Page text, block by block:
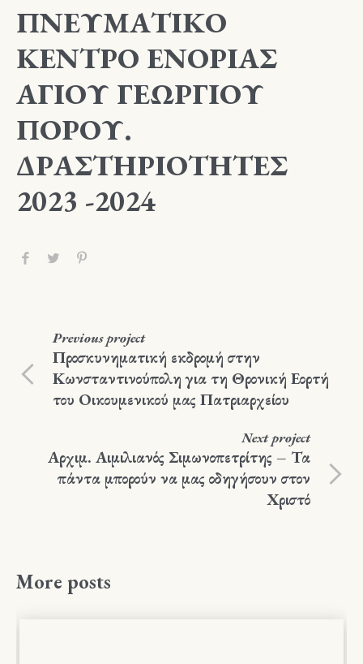
ΠΝΕΥΜΑΤΙΚΟ
ΚΕΝΤΡΟ ΕΝΟΡΙΑΣ
ΑΓΙΟΥ ΓΕΩΡΓΙΟΥ
ΠΟΡΟΥ.
ΔΡΑΣΤΗΡΙΟΤΗΤΕΣ
2023 -2024
Previousproject
Προσκυνηματική εκδρομή στην
Κωνσταντινούπολη για τη Θρονική Εορτή
του Οικουμενικού μας Πατριαρχείου
Nextproject
Αρχιμ. Αιμιλιανός Σιμωνοπετρίτης – Τα
πάντα μπορούν να μας οδηγήσουν στον
Χριστό
More posts